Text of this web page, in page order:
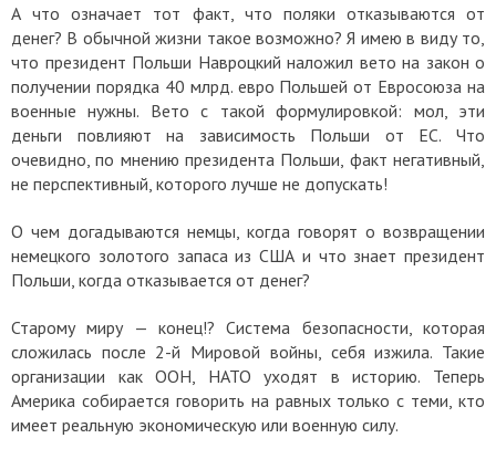
А что означает тот факт, что поляки отказываются от
денег? В обычной жизни такое возможно? Я имею в виду то,
что президент Польши Навроцкий наложил вето на закон о
получении порядка 40 млрд. евро Польшей от Евросоюза на
военные нужны. Вето с такой формулировкой: мол, эти
деньги повлияют на зависимость Польши от ЕС. Что
очевидно, по мнению президента Польши, факт негативный,
не перспективный, которого лучше не допускать!
О чем догадываются немцы, когда говорят о возвращении
немецкого золотого запаса из США и что знает президент
Польши, когда отказывается от денег?
Старому миру — конец!? Система безопасности, которая
сложилась после 2-й Мировой войны, себя изжила. Такие
организации как ООН, НАТО уходят в историю. Теперь
Америка собирается говорить на равных только с теми, кто
имеет реальную экономическую или военную силу.